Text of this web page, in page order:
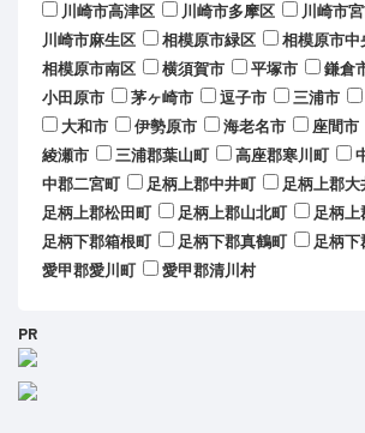
川崎市高津区
川崎市多摩区
川崎市
川崎市麻生区
相模原市緑区
相模原市中
相模原市南区
横須賀市 平塚市 鎌倉
小田原市
茅ヶ崎市 逗子市 三浦市
大和市
伊勢原市 海老名市 座間市
綾瀬市
三浦郡葉山町 高座郡寒川町
中郡二宮町
足柄上郡中井町
足柄上郡大
足柄上郡松田町
足柄上郡山北町
足柄
足柄下郡箱根町
足柄下郡真鶴町
足柄
愛甲郡愛川町
愛甲郡清川村
PR